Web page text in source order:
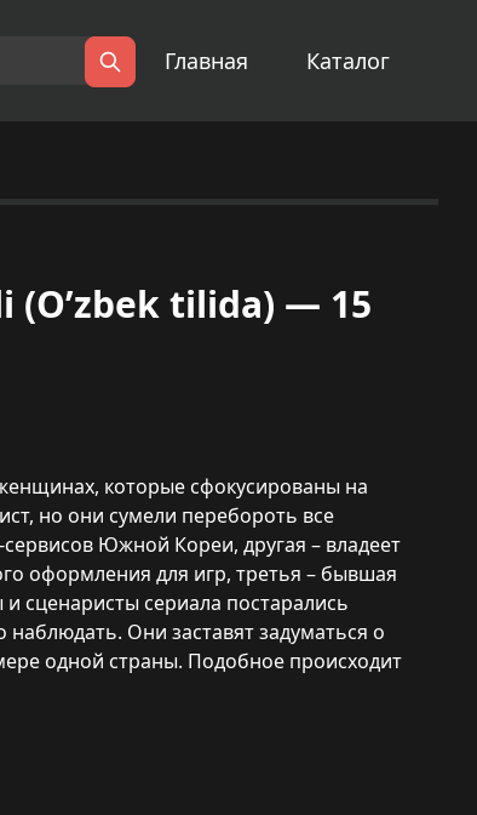
Поиск
Главная Каталог
tilida) — 15
которые сфокусированы на
но они сумели перебороть все
Южной Кореи, другая – владеет
оформления для игр, третья – бывшая
сценаристы сериала постарались
Они заставят задуматься о
одной страны. Подобное происходит